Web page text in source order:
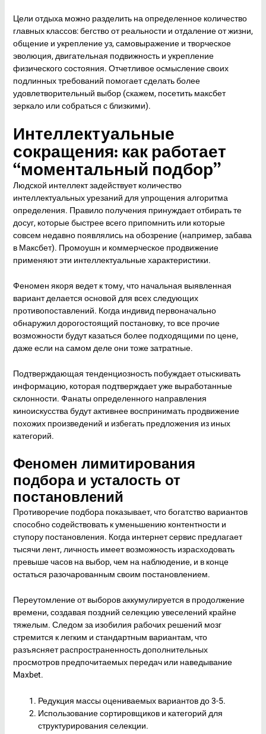
Цели отдыха можно разделить на определенное количество
главных классов: бегство от реальности и отдаление от жизни,
общение и укрепление уз, самовыражение и творческое
эволюция, двигательная подвижность и укрепление
физического состояния. Отчетливое осмысление своих
подлинных требований помогает сделать более
удовлетворительный выбор (скажем, посетитьмаксбет
зеркалоили собраться с близкими).
Интеллектуальные
сокращения: как работает
“моментальный подбор”
Людской интеллект задействует количество
интеллектуальных урезаний для упрощения алгоритма
определения. Правило получения принуждает отбирать те
досуг, которые быстрее всего припомнить или которые
совсем недавно появлялись на обозрение (например, забава
в Максбет). Промоушн и коммерческое продвижение
применяют эти интеллектуальные характеристики.
Феномен якоря ведет к тому, что начальная выявленная
вариант делается основой для всех следующих
противопоставлений. Когда индивид первоначально
обнаружил дорогостоящий постановку, то все прочие
возможности будут казаться более подходящими по цене,
даже если на самом деле они тоже затратные.
Подтверждающая тенденциозность побуждает отыскивать
информацию, которая подтверждает уже выработанные
склонности. Фанаты определенного направления
киноискусства будут активнее воспринимать продвижение
похожих произведений и избегать предложения из иных
категорий.
Феномен лимитирования
подбора и усталость от
постановлений
Противоречие подбора показывает, что богатство вариантов
способно содействовать к уменьшению контентности и
ступору постановления. Когда интернет сервис предлагает
тысячи лент, личность имеет возможность израсходовать
превыше часов на выбор, чем на наблюдение, и в конце
остаться разочарованным своим постановлением.
Переутомление от выборов аккумулируется в продолжение
времени, создавая поздний селекцию увеселений крайне
тяжелым. Следом за изобилия рабочих решений мозг
стремится к легким и стандартным вариантам, что
разъясняет распространенность дополнительных
просмотров предпочитаемых передач или наведывание
Maxbet.
Редукция массы оцениваемых вариантов до 3-5.
Использование сортировщиков и категорий для
структурирования селекции.